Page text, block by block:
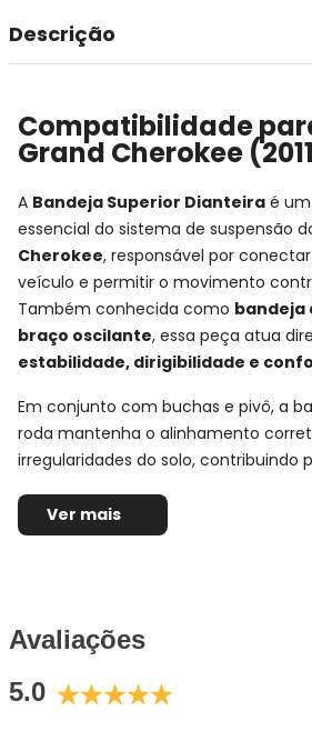
Descrição
Compatibilidade
Grand Cherokee
A Bandeja Superior Dianteira é
essencial do sistema de suspensão
Cherokee, responsável por
veículo e permitir o movimento
Também conhecida como bandeja
braço oscilante, essa peça atua
estabilidade, dirigibilidade e
Em conjunto com buchas e pivô, a
roda mantenha o alinhamento
irregularidades do solo, contribuindo
Montadora:
Modelo:Grand Cherokee
Anos:2011, 2012, 2013, 2014,
Observações técnicas:
Ver mais
Avaliações
5.0